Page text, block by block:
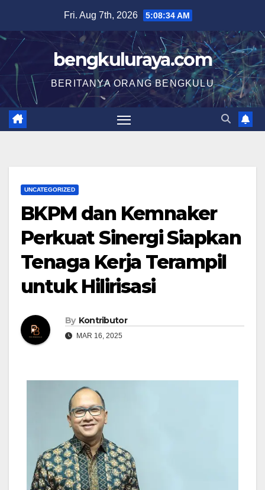
content
Fri. Aug 7th, 2026 5:08:34 AM
bengkuluraya.com
BERITANYA ORANG BENGKULU
UNCATEGORIZED
BKPM dan Kemnaker
Perkuat Sinergi Siapkan
Tenaga Kerja Terampil
untuk Hilirisasi
By Kontributor
MAR 16, 2025